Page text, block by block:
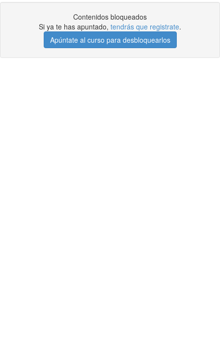
Contenidos bloqueados
Si ya te has apuntado, tendrás que registrate.
Apúntate al curso para desbloquearlos